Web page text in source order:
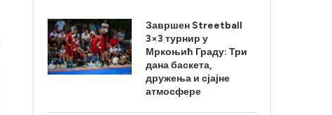
Завршен Streetball
3×3 турнир у
Мркоњић Граду: Три
дана баскета,
дружења и сјајне
атмосфере